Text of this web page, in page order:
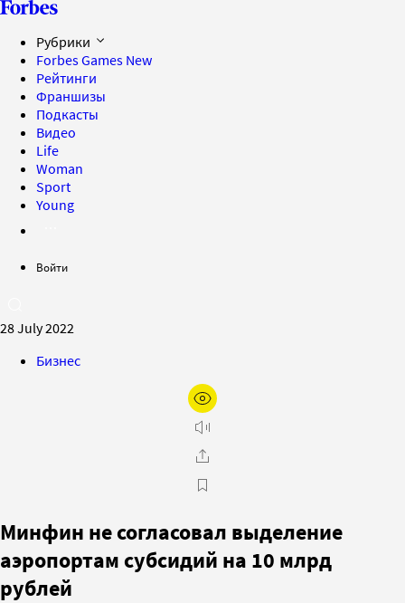
Рубрики
Forbes Games New
Рейтинги
Франшизы
Подкасты
Видео
Life
Woman
Sport
Young
Войти
28 July 2022
Бизнес
Минфин не согласовал выделение
аэропортам субсидий на 10 млрд
рублей